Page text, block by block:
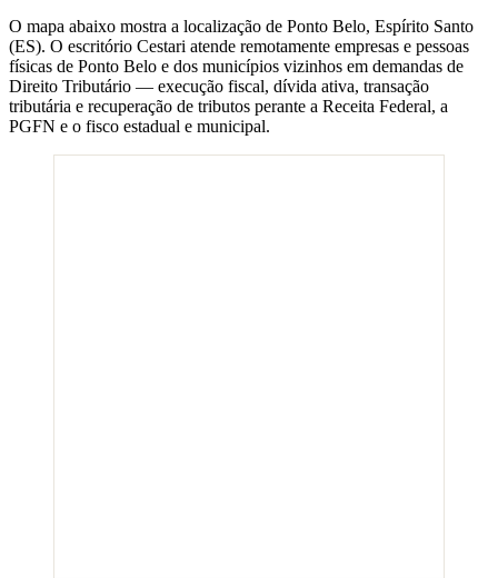
O mapa abaixo mostra a localização de Ponto Belo, Espírito Santo
(ES). O escritório Cestari atende remotamente empresas e pessoas
físicas de Ponto Belo e dos municípios vizinhos em demandas de
Direito Tributário — execução fiscal, dívida ativa, transação
tributária e recuperação de tributos perante a Receita Federal, a
PGFN e o fisco estadual e municipal.